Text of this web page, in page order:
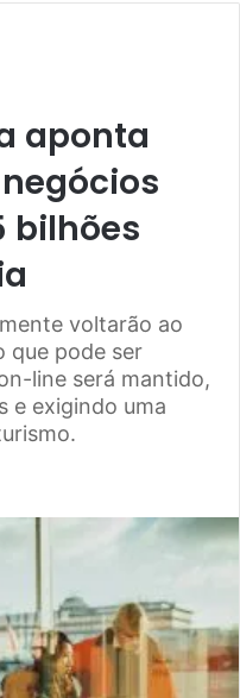
aponta
bilhões
voltarão ao
que pode ser
line será mantido,
e exigindo uma